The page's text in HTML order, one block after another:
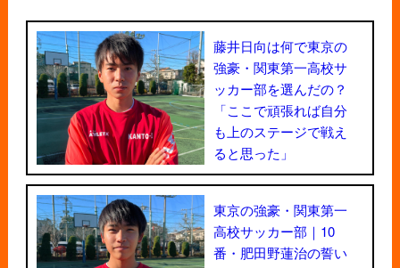
藤井日向は何で東京の
強豪・関東第一高校サ
ッカー部を選んだの？
「ここで頑張れば自分
も上のステージで戦え
ると思った」
東京の強豪・関東第一
高校サッカー部｜10
番・肥田野蓮治の誓い